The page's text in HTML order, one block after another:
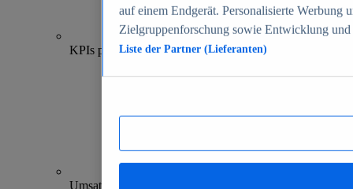
70+
KPIs pro Shop
Umsatzanalysen und -prognosen
auf einem Endgerät. Personalisierte Werbung
Zielgruppenforschung sowie Entwicklung
Liste der Partner (Lieferanten)